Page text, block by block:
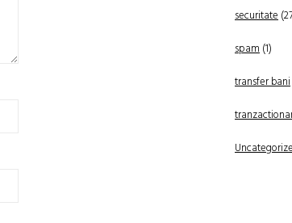
securitate
spam(1)
transfer bani